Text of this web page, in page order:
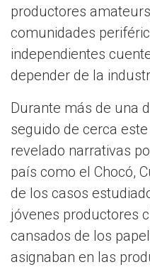
productores
comunidades
independientes
depender de la
Durante más de una
seguido de cerca
revelado narrativas
país como el Chocó,
de los casos
jóvenes productores
cansados de los
asignaban en las